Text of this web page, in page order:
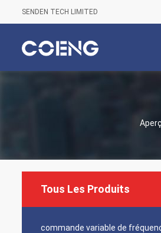
SENDEN TECH LIMITED
Tous Les Produits
commande variable de